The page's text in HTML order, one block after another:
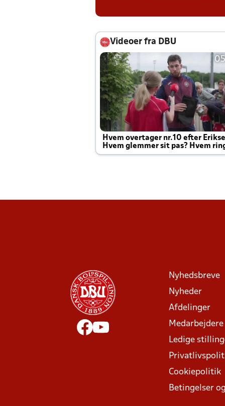
Videoer fra DBU
Hvem overtager nr.10 efter
Hvem glemmer sit pas? Hvem
Joachim altid til efter kampe?
Nyhedsbreve
Nyheder
Afdelinger
Medarbejdere
Ledige
Cookiepolitik
Betingelser